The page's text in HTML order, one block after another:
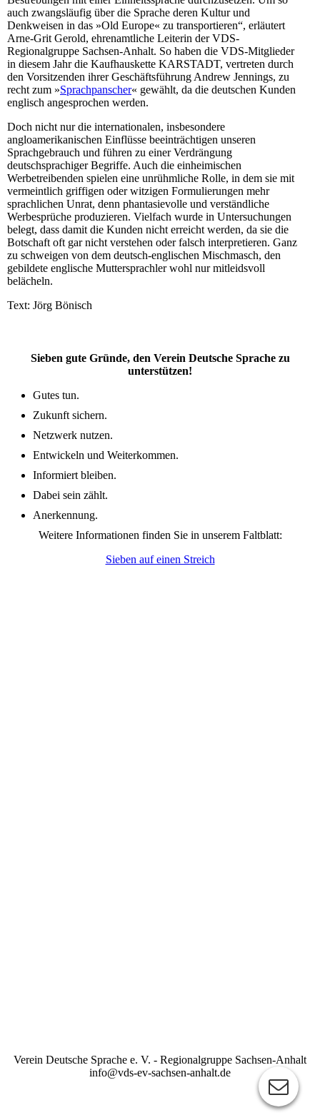
auch zwangsläufig über die Sprache deren Kultur und
Denkweisen in das »Old Europe« zu transportieren“, erläutert
Arne-Grit Gerold, ehrenamtliche Leiterin der VDS-
Regionalgruppe Sachsen-Anhalt. So haben die VDS-Mitglieder
in diesem Jahr die Kaufhauskette KARSTADT, vertreten durch
den Vorsitzenden ihrer Geschäftsführung Andrew Jennings, zu
recht zum »Sprachpanscher« gewählt, da die deutschen Kunden
englisch angesprochen werden.
Doch nicht nur die internationalen, insbesondere
angloamerikanischen Einflüsse beeinträchtigen unseren
Sprachgebrauch und führen zu einer Verdrängung
deutschsprachiger Begriffe. Auch die einheimischen
Werbetreibenden spielen eine unrühmliche Rolle, in dem sie mit
vermeintlich griffigen oder witzigen Formulierungen mehr
sprachlichen Unrat, denn phantasievolle und verständliche
Werbesprüche produzieren. Vielfach wurde in Untersuchungen
belegt, dass damit die Kunden nicht erreicht werden, da sie die
Botschaft oft gar nicht verstehen oder falsch interpretieren. Ganz
zu schweigen von dem deutsch-englischen Mischmasch, den
gebildete englische Muttersprachler wohl nur mitleidsvoll
belächeln.
Text: Jörg Bönisch
Sieben gute Gründe, den Verein Deutsche Sprache zu
unterstützen!
Gutes tun.
Zukunft sichern.
Netzwerk nutzen.
Entwickeln und Weiterkommen.
Informiert bleiben.
Dabei sein zählt.
Anerkennung.
Weitere Informationen finden Sie in unserem Faltblatt:
Sieben auf einen Streich
Verein Deutsche Sprache e. V. - Regionalgruppe Sachsen-Anhalt
info@vds-ev-sachsen-anhalt.de